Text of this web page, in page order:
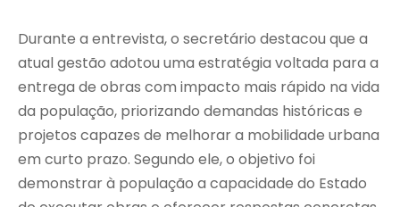
Durante a entrevista, o secretário destacou que a
atual gestão adotou uma estratégia voltada para a
entrega de obras com impacto mais rápido na vida
da população, priorizando demandas históricas e
projetos capazes de melhorar a mobilidade urbana
em curto prazo. Segundo ele, o objetivo foi
demonstrar à população a capacidade do Estado